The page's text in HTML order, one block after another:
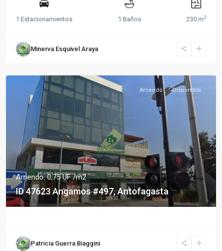
1 Estacionamientos 1 Baños 230 m2
Minerva Esquivel Araya
Arriendo Disponible
Arriendo: 0,75 UF /m2
ID 47623 Angamos #497, Antofagasta
Patricia Guerra Biaggini